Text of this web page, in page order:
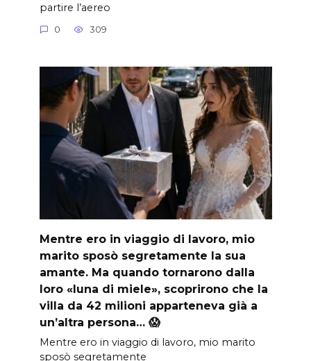
partire l’aereo
0 309
Mentre ero in viaggio di lavoro, mio
marito sposò segretamente la sua
amante. Ma quando tornarono dalla
loro «luna di miele», scoprirono che la
villa da 42 milioni apparteneva già a
un’altra persona… 😱
Mentre ero in viaggio di lavoro, mio marito
sposò segretamente